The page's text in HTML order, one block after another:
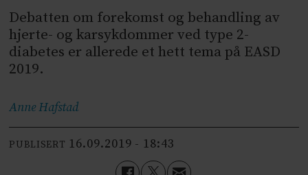
Debatten om forekomst og behandling av
hjerte- og karsykdommer ved type 2-
diabetes er allerede et hett tema på EASD
2019.
AnneHafstad
PUBLISERT 16.09.2019 - 18:43